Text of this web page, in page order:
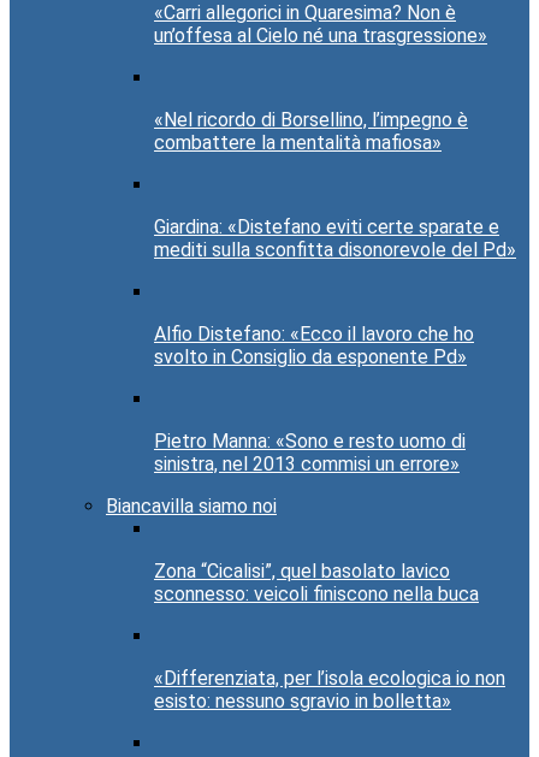
«Carri allegorici in Quaresima? Non è
un’offesa al Cielo né una trasgressione»
«Nel ricordo di Borsellino, l’impegno è
combattere la mentalità mafiosa»
Giardina: «Distefano eviti certe sparate e
mediti sulla sconfitta disonorevole del Pd»
Alfio Distefano: «Ecco il lavoro che ho
svolto in Consiglio da esponente Pd»
Pietro Manna: «Sono e resto uomo di
sinistra, nel 2013 commisi un errore»
Biancavilla siamo noi
Zona “Cicalisi”, quel basolato lavico
sconnesso: veicoli finiscono nella buca
«Differenziata, per l’isola ecologica io non
esisto: nessuno sgravio in bolletta»